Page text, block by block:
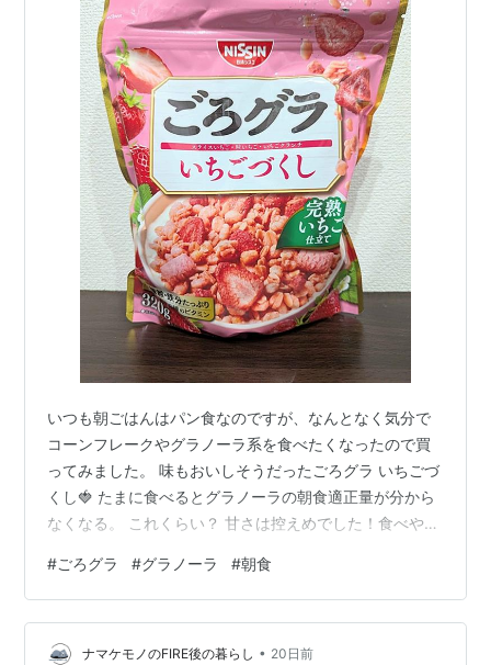
いつも朝ごはんはパン食なのですが、なんとなく気分で
コーンフレークやグラノーラ系を食べたくなったので買
ってみました。 味もおいしそうだったごろグラ いちごづ
くし🍓 たまに食べるとグラノーラの朝食適正量が分から
なくなる。 これくらい？ 甘さは控えめでした！食べやす
ていく感じ。 栄養がちゃんと摂れるのがいいですね。 コ
ーンフレーク・グラノーラ系のデメリットは、なんとい
っても歯に詰まりやすくて虫歯になりやすいところ。 小
さい頃から好きなんだけど、虫歯になりやすいからあん
#ごろグラ #グラノーラ #朝食
ナマケモノのFIRE後の暮らし • 20日前